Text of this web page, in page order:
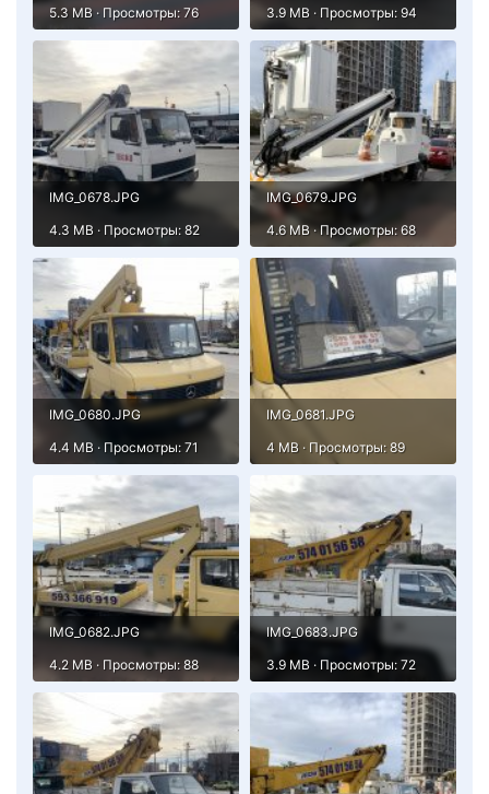
5.3 MB · Просмотры: 76
3.9 MB · Просмотры: 94
IMG_0678.JPG
4.3 MB · Просмотры: 82
IMG_0679.JPG
4.6 MB · Просмотры: 68
IMG_0680.JPG
4.4 MB · Просмотры: 71
IMG_0681.JPG
4 MB · Просмотры: 89
IMG_0682.JPG
4.2 MB · Просмотры: 88
IMG_0683.JPG
3.9 MB · Просмотры: 72